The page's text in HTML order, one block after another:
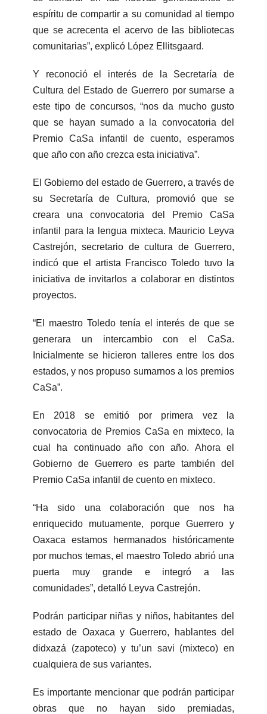
espíritu de compartir a su comunidad al tiempo
que se acrecenta el acervo de las bibliotecas
comunitarias”, explicó López Ellitsgaard.
Y reconoció el interés de la Secretaría de
Cultura del Estado de Guerrero por sumarse a
este tipo de concursos, “nos da mucho gusto
que se hayan sumado a la convocatoria del
Premio CaSa infantil de cuento, esperamos
que año con año crezca esta iniciativa”.
El Gobierno del estado de Guerrero, a través de
su Secretaría de Cultura, promovió que se
creara una convocatoria del Premio CaSa
infantil para la lengua mixteca. Mauricio Leyva
Castrejón, secretario de cultura de Guerrero,
indicó que el artista Francisco Toledo tuvo la
iniciativa de invitarlos a colaborar en distintos
proyectos.
“El maestro Toledo tenía el interés de que se
generara un intercambio con el CaSa.
Inicialmente se hicieron talleres entre los dos
estados, y nos propuso sumarnos a los premios
CaSa”.
En 2018 se emitió por primera vez la
convocatoria de Premios CaSa en mixteco, la
cual ha continuado año con año. Ahora el
Gobierno de Guerrero es parte también del
Premio CaSa infantil de cuento en mixteco.
“Ha sido una colaboración que nos ha
enriquecido mutuamente, porque Guerrero y
Oaxaca estamos hermanados históricamente
por muchos temas, el maestro Toledo abrió una
puerta muy grande e integró a las
comunidades”, detalló Leyva Castrejón.
Podrán participar niñas y niños, habitantes del
estado de Oaxaca y Guerrero, hablantes del
didxazá (zapoteco) y tu’un savi (mixteco) en
cualquiera de sus variantes.
Es importante mencionar que podrán participar
obras que no hayan sido premiadas,